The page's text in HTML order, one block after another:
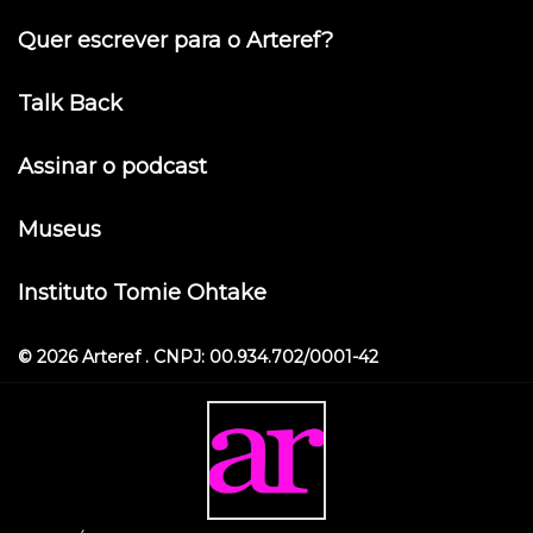
Quer escrever para o Arteref?
Talk Back
Assinar o podcast
Museus
Instituto Tomie Ohtake
© 2026 Arteref . CNPJ: 00.934.702/0001-42